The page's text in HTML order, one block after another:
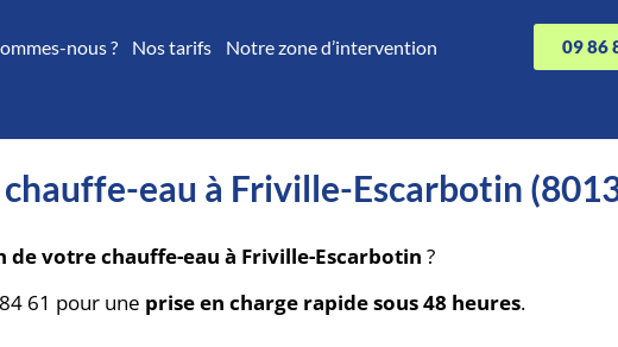
nous ? Nos tarifs Notre zone d’intervention 09 86
eau à Friville-Escarbotin
votre chauffe-eau à Friville-Escarbotin ?
61 pour une prise en charge rapide sous 48 heures.